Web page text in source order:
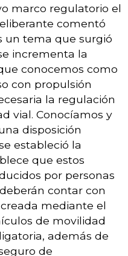
marco regulatorio el
comentó
un tema que surgió
incrementa la
conocemos como
con propulsión
la regulación
vial. Conocíamos y
disposición
estableció la
que estos
por personas
contar con
mediante el
de movilidad
además de
de